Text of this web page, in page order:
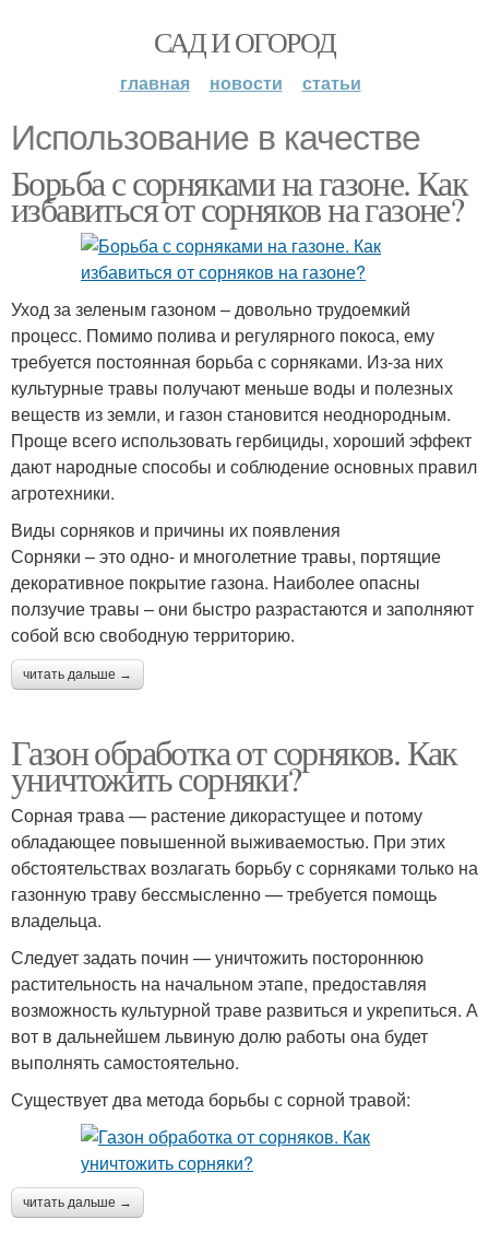
САД И ОГОРОД
главная новости статьи
Использование в качестве
Борьба с сорняками на газоне. Как
избавиться от сорняков на газоне?
Уход за зеленым газоном – довольно трудоемкий
процесс. Помимо полива и регулярного покоса, ему
требуется постоянная борьба с сорняками. Из-за них
культурные травы получают меньше воды и полезных
веществ из земли, и газон становится неоднородным.
Проще всего использовать гербициды, хороший эффект
дают народные способы и соблюдение основных правил
агротехники.
Виды сорняков и причины их появления
Сорняки – это одно- и многолетние травы, портящие
декоративное покрытие газона. Наиболее опасны
ползучие травы – они быстро разрастаются и заполняют
собой всю свободную территорию.
читать дальше →
Газон обработка от сорняков. Как
уничтожить сорняки?
Сорная трава — растение дикорастущее и потому
обладающее повышенной выживаемостью. При этих
обстоятельствах возлагать борьбу с сорняками только на
газонную траву бессмысленно — требуется помощь
владельца.
Следует задать почин — уничтожить постороннюю
растительность на начальном этапе, предоставляя
возможность культурной траве развиться и укрепиться. А
вот в дальнейшем львиную долю работы она будет
выполнять самостоятельно.
Существует два метода борьбы с сорной травой:
читать дальше →